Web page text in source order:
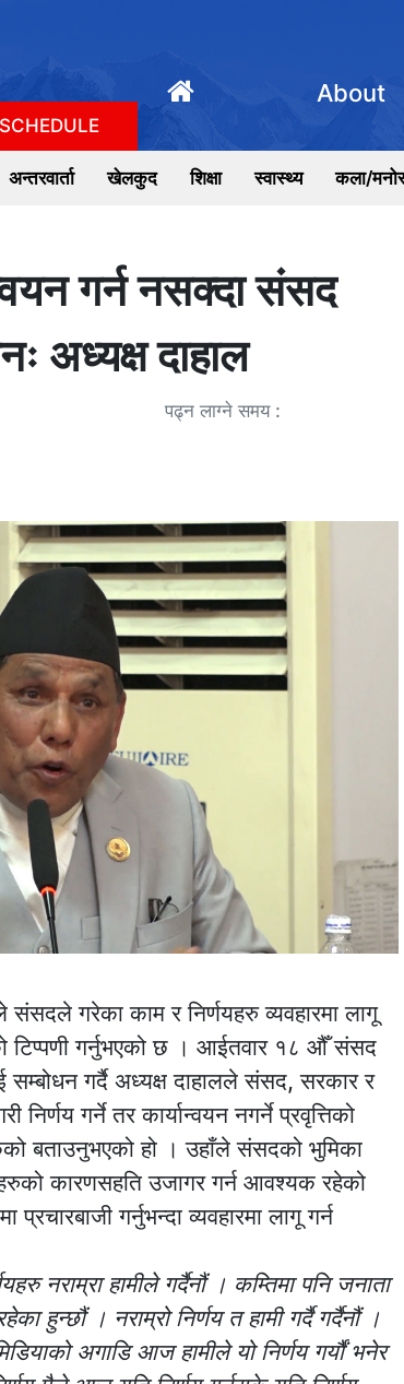
About
अन्तरवार्ता खेलकुद शिक्षा स्वास्थ्य कला/
गर्न नसक्दा संसद
अध्यक्ष दाहाल
पढ्न लाग्ने समय :
संसदले गरेका काम र निर्णयहरु व्यवहारमा लागू
टिप्पणी गर्नुभएको छ । आईतवार १८ औँ संसद
गर्दै अध्यक्ष दाहालले संसद, सरकार र
गर्ने तर कार्यान्वयन नगर्ने प्रवृत्तिको
बताउनुभएको हो । उहाँले संसदको भुमिका
कारणसहति उजागर गर्न आवश्यक रहेको
गर्नुभन्दा व्यवहारमा लागू गर्न
नराम्रा हामीले गर्दैनौं । कम्तिमा पनि जनाता
हुन्छौं । नराम्रो निर्णय त हामी गर्दै गर्दैनौं ।
अगाडि आज हामीले यो निर्णय गर्यौं भनेर